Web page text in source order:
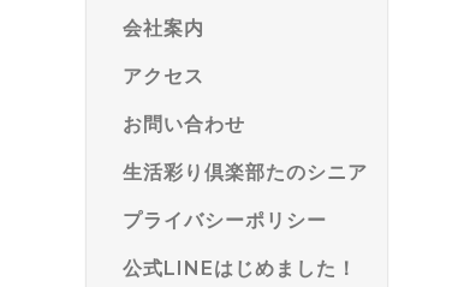
会社案内
アクセス
お問い合わせ
生活彩り倶楽部たのシニア
プライバシーポリシー
公式LINEはじめました！